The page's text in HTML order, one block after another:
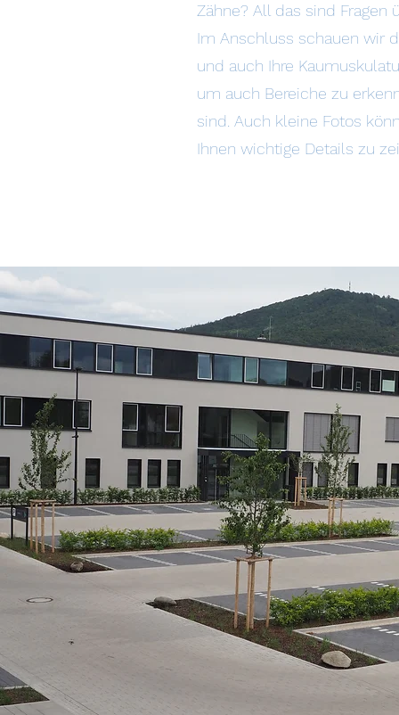
Zähne? All das sind
Im Anschluss schauen wir
und auch Ihre
um auch Bereiche zu
sind. Auch kleine Fotos
Ihnen wichtige Details zu